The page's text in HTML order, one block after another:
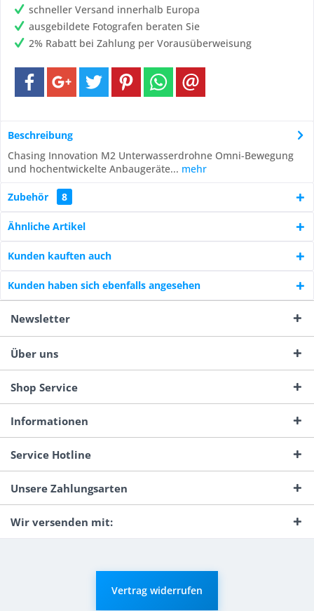
schneller Versand innerhalb Europa
ausgebildete Fotografen beraten Sie
2% Rabatt bei Zahlung per Vorausüberweisung
Beschreibung
Chasing Innovation M2 Unterwasserdrohne Omni-Bewegung
und hochentwickelte Anbaugeräte... mehr
Zubehör 8
Ähnliche Artikel
Kunden kauften auch
Kunden haben sich ebenfalls angesehen
Newsletter
Über uns
Shop Service
Informationen
Service Hotline
Unsere Zahlungsarten
Wir versenden mit:
Vertrag widerrufen